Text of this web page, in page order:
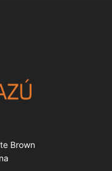
Brown